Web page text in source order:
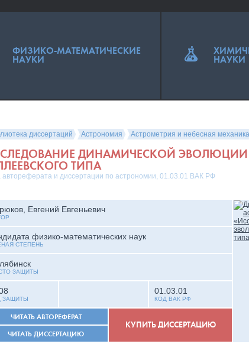
диссертаций Астрономия Астрометрия и небесная механика
ДИНАМИЧЕСКОЙ ЭВОЛЮЦИИ
ТИПА
автореферата и диссертации по астрономии, 01.03.01 ВАК РФ
Евгений Евгеньевич
физико-математических наук
СТЕПЕНЬ
ЗАЩИТЫ
ЗАЩИТЫ
01.03.01
КОД ВАК РФ
ЧИТАТЬ АВТОРЕФЕРАТ
ЧИТАТЬ ДИССЕРТАЦИЮ
КУПИТЬ ДИССЕРТАЦИЮ
ФИЗИКО-МАТЕМАТИЧЕСКИЕ
НАУКИ НАУКИ